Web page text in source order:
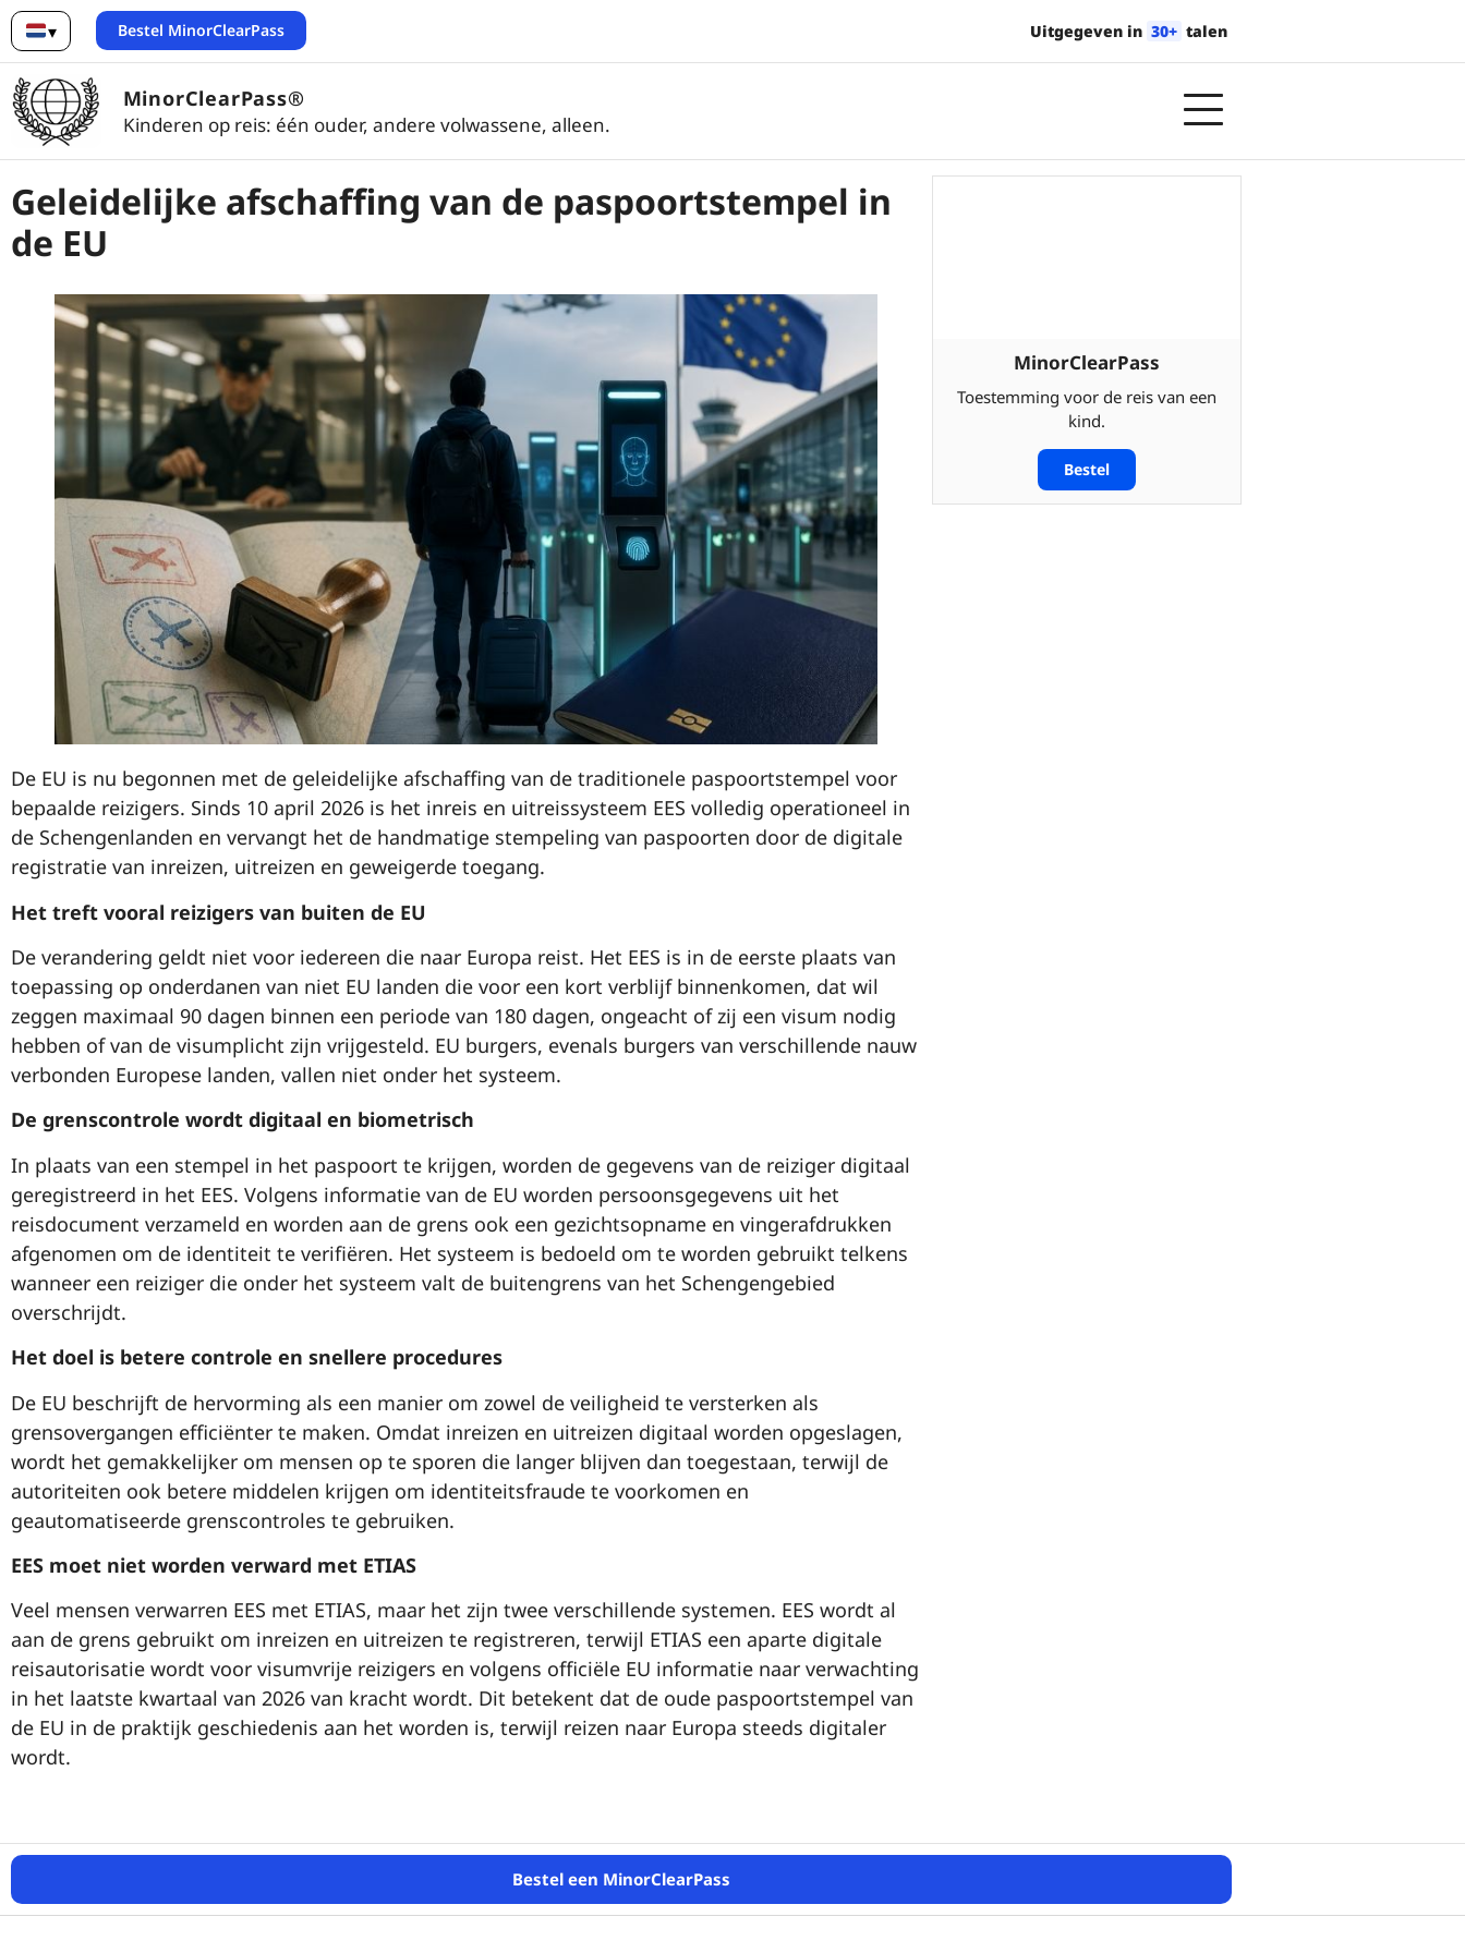
▾
Nederlands
Bestel MinorClearPass Uitgegeven in 30+ talen
MinorClearPass®
Kinderen op reis: één ouder, andere volwassene, alleen.
Geleidelijke afschaffing van de paspoortstempel in
de EU
De EU is nu begonnen met de geleidelijke afschaffing van de traditionele paspoortstempel voor
bepaalde reizigers. Sinds 10 april 2026 is het inreis en uitreissysteem EES volledig operationeel in
de Schengenlanden en vervangt het de handmatige stempeling van paspoorten door de digitale
registratie van inreizen, uitreizen en geweigerde toegang.
Het treft vooral reizigers van buiten de EU
De verandering geldt niet voor iedereen die naar Europa reist. Het EES is in de eerste plaats van
toepassing op onderdanen van niet EU landen die voor een kort verblijf binnenkomen, dat wil
zeggen maximaal 90 dagen binnen een periode van 180 dagen, ongeacht of zij een visum nodig
hebben of van de visumplicht zijn vrijgesteld. EU burgers, evenals burgers van verschillende nauw
verbonden Europese landen, vallen niet onder het systeem.
De grenscontrole wordt digitaal en biometrisch
In plaats van een stempel in het paspoort te krijgen, worden de gegevens van de reiziger digitaal
geregistreerd in het EES. Volgens informatie van de EU worden persoonsgegevens uit het
reisdocument verzameld en worden aan de grens ook een gezichtsopname en vingerafdrukken
afgenomen om de identiteit te verifiëren. Het systeem is bedoeld om te worden gebruikt telkens
wanneer een reiziger die onder het systeem valt de buitengrens van het Schengengebied
overschrijdt.
Het doel is betere controle en snellere procedures
De EU beschrijft de hervorming als een manier om zowel de veiligheid te versterken als
grensovergangen efficiënter te maken. Omdat inreizen en uitreizen digitaal worden opgeslagen,
wordt het gemakkelijker om mensen op te sporen die langer blijven dan toegestaan, terwijl de
autoriteiten ook betere middelen krijgen om identiteitsfraude te voorkomen en
geautomatiseerde grenscontroles te gebruiken.
EES moet niet worden verward met ETIAS
Veel mensen verwarren EES met ETIAS, maar het zijn twee verschillende systemen. EES wordt al
aan de grens gebruikt om inreizen en uitreizen te registreren, terwijl ETIAS een aparte digitale
reisautorisatie wordt voor visumvrije reizigers en volgens officiële EU informatie naar verwachting
in het laatste kwartaal van 2026 van kracht wordt. Dit betekent dat de oude paspoortstempel van
de EU in de praktijk geschiedenis aan het worden is, terwijl reizen naar Europa steeds digitaler
wordt.
MinorClearPass
Toestemming voor de reis van een
kind.
Bestel
Bestel een MinorClearPass